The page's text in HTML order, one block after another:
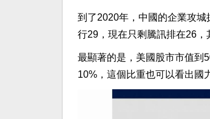
到了2020年，中國的企業攻
行29，現在只剩騰訊排在26，
最顯著的是，美國股市市值到
10%，這個比重也可以看出國